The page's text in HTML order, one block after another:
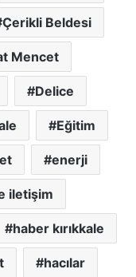
Çerikli Beldesi
Mencet
Delice
Eğitim
enerji
iletişim
haber kırıkkale
hacılar